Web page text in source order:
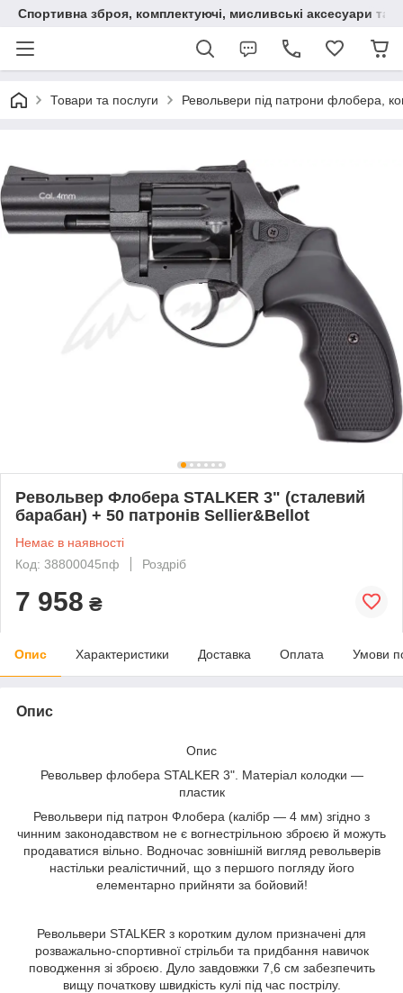
Спортивна зброя, комплектуючі, мисливські аксесуари та
Товари та послуги Револьвери під патрони флобера,
Револьвер Флобера STALKER 3" (сталевий
барабан) + 50 патронів Sellier&Bellot
Немає в наявності
Код: 38800045пф
Роздріб
7 958 ₴
Опис Характеристики Доставка Оплата Умови
Опис
Опис
Револьвер флобера STALKER 3". Матеріал колодки —
пластик
Револьвери під патрон Флобера (калібр — 4 мм) згідно з
чинним законодавством не є вогнестрільною зброєю й можуть
продаватися вільно. Водночас зовнішній вигляд револьверів
настільки реалістичний, що з першого погляду його
елементарно прийняти за бойовий!
Револьвери STALKER з коротким дулом призначені для
розважально-спортивної стрільби та придбання навичок
поводження зі зброєю. Дуло завдовжки 7,6 см забезпечить
вищу початкову швидкість кулі під час пострілу.